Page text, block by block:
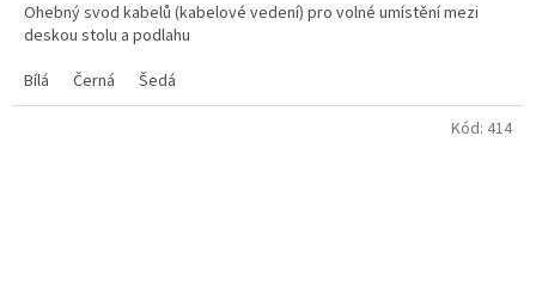
Ohebný svod kabelů (kabelové vedení) pro volné umístění mezi
deskou stolu a podlahu
Bílá
Černá Šedá
Kód: 414